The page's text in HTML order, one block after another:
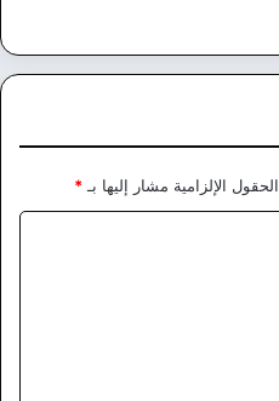
الحقول الإلزامية مشار إليها بـ *